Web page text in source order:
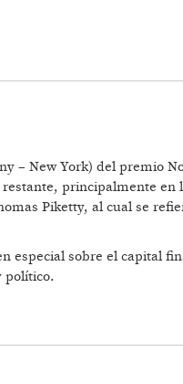
– New York) del premio
principalmente en
Piketty, al cual se
especial sobre el capital
político.